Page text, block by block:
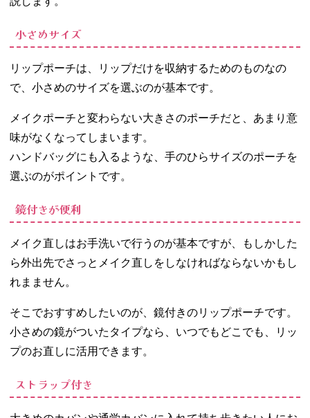
小さめサイズ
リップポーチは、リップだけを収納するためのものなの
で、小さめのサイズを選ぶのが基本です。
メイクポーチと変わらない大きさのポーチだと、あまり意
味がなくなってしまいます。
ハンドバッグにも入るような、手のひらサイズのポーチを
選ぶのがポイントです。
鏡付きが便利
メイク直しはお手洗いで行うのが基本ですが、もしかした
ら外出先でさっとメイク直しをしなければならないかもし
れまません。
そこでおすすめしたいのが、鏡付きのリップポーチです。
小さめの鏡がついたタイプなら、いつでもどこでも、リッ
プのお直しに活用できます。
ストラップ付き